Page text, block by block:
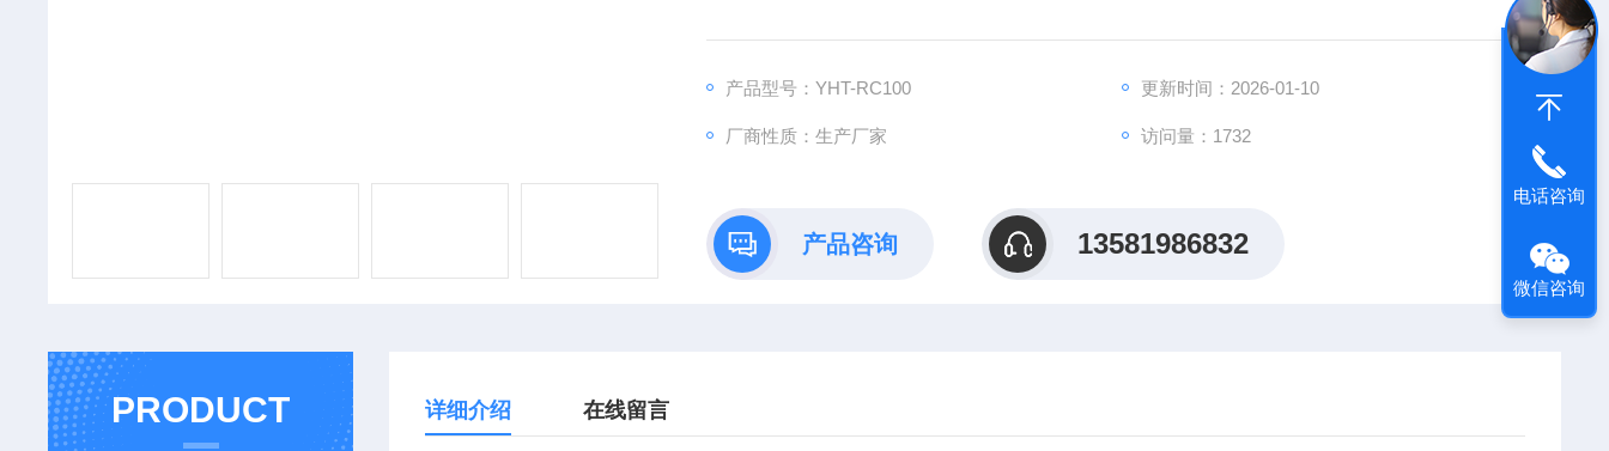
产品型号：YHT-RC100 更新时间：2026-01-10
厂商性质：生产厂家 访问量：1732
产品咨询 13581986832
PRODUCT 详细介绍 在线留言
电话咨询
微信咨询